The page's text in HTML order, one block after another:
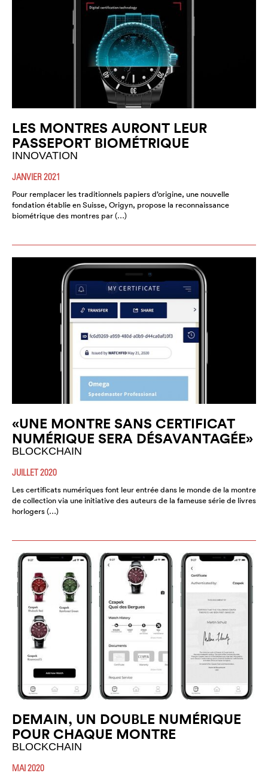
LES MONTRES AURONT LEUR
PASSEPORT BIOMÉTRIQUE
INNOVATION
JANVIER 2021
Pour remplacer les traditionnels papiers d’origine, une nouvelle
fondation établie en Suisse, Origyn, propose la reconnaissance
biométrique des montres par (…)
«UNE MONTRE SANS CERTIFICAT
NUMÉRIQUE SERA DÉSAVANTAGÉE»
BLOCKCHAIN
JUILLET 2020
Les certificats numériques font leur entrée dans le monde de la montre
de collection via une initiative des auteurs de la fameuse série de livres
horlogers (…)
DEMAIN, UN DOUBLE NUMÉRIQUE
POUR CHAQUE MONTRE
BLOCKCHAIN
MAI 2020